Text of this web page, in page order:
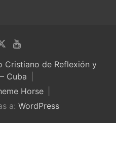
Cristiano de Reflexión y
Cuba
Horse
a: WordPress